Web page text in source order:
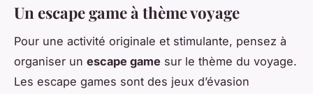
Un escape game à thème voyage
Pour une activité originale et stimulante, pensez à
organiser un escape game sur le thème du voyage.
Les escape games sont des jeux d’évasion